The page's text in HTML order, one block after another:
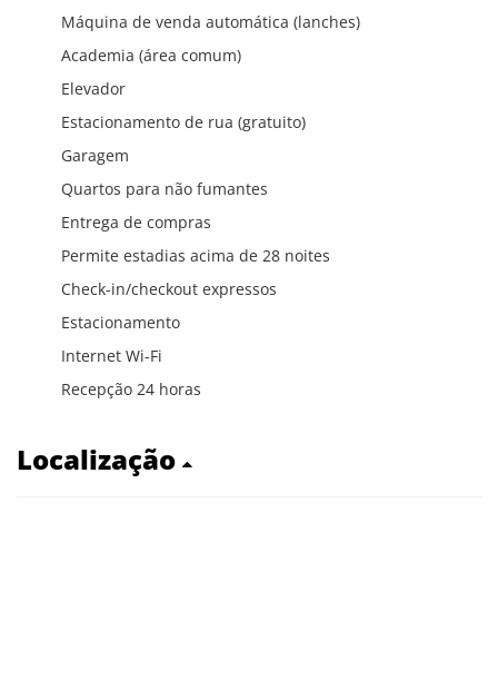
Máquina de venda automática (lanches)
Academia (área comum)
Elevador
Estacionamento de rua (gratuito)
Garagem
Quartos para não fumantes
Entrega de compras
Permite estadias acima de 28 noites
Check-in/checkout expressos
Estacionamento
Internet Wi-Fi
Recepção 24 horas
Localização